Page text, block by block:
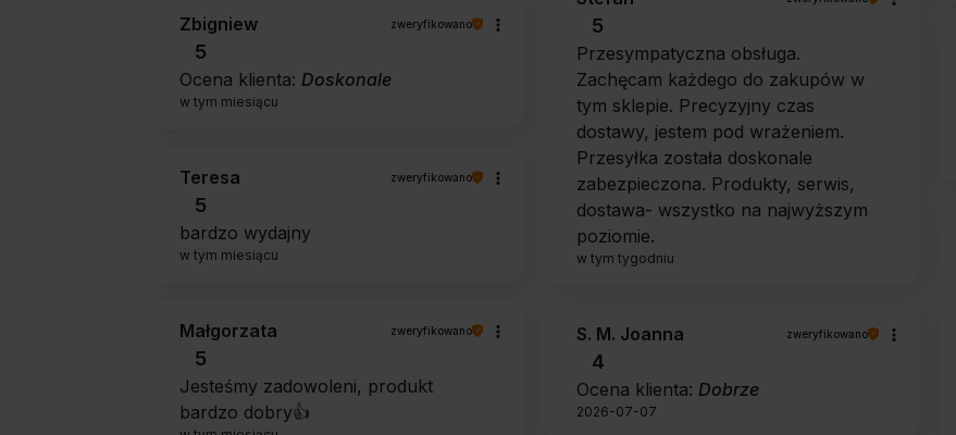
5
Przesympatyczna obsługa.
Zachęcam każdego do zakupów w
tym sklepie. Precyzyjny czas
dostawy, jestem pod wrażeniem.
Przesyłka została doskonale
zabezpieczona. Produkty, serwis,
dostawa- wszystko na najwyższym
poziomie.
w tym tygodniu
Zbigniew zweryfikowano
5
Ocena klienta: Doskonale
w tym miesiącu
Teresa zweryfikowano
5
bardzo wydajny
w tym miesiącu
Małgorzata zweryfikowano
5
Jesteśmy zadowoleni, produkt
bardzo dobry👍️
S. M. Joanna zweryfikowano
4
Ocena klienta: Dobrze
2026-07-07